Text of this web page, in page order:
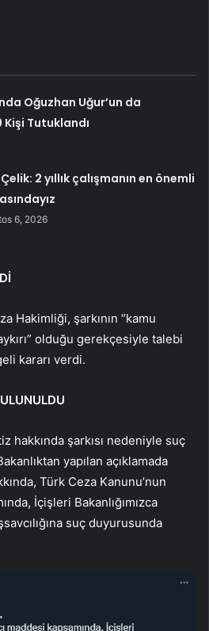
Oğuzhan Uğur’un da
Tutuklandı
2 yıllık çalışmanın en önemli
6, 2026
Hakimliği, şarkının “kamu
olduğu gerekçesiyle talebi
kararı verdi.
hakkında şarkısı nedeniyle suç
yapılan açıklamada
Türk Ceza Kanunu’nun
İçişleri Bakanlığımızca
suç duyurusunda